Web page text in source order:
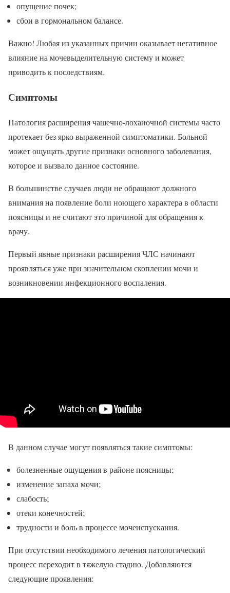
опущение почек;
сбои в гормональном балансе.
Важно! Любая из указанных причин оказывает негативное
влияние на мочевыделительную систему и может
приводить к последствиям.
Симптомы
Патология расширения чашечно-лоханочной системы часто
протекает без ярко выраженной симптоматики. Больной
может ощущать другие признаки основного заболевания,
которое и вызвало данное состояние.
В большинстве случаев люди не обращают должного
внимания на появление боли ноющего характера в области
поясницы и не считают это причиной для обращения к
врачу.
Первый явные признаки расширения ЧЛС начинают
проявляться уже при значительном скоплении мочи и
возникновении инфекционного воспаления.
В данном случае могут появляться такие симптомы:
болезненные ощущения в районе поясницы;
изменение запаха мочи;
слабость;
отеки конечностей;
трудности и боль в процессе мочеиспускания.
При отсутствии необходимого лечения патологический
процесс переходит в тяжелую стадию. Добавляются
следующие проявления: